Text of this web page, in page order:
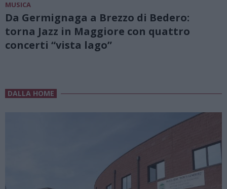
MUSICA
Da Germignaga a Brezzo di Bedero:
torna Jazz in Maggiore con quattro
concerti “vista lago”
DALLA HOME